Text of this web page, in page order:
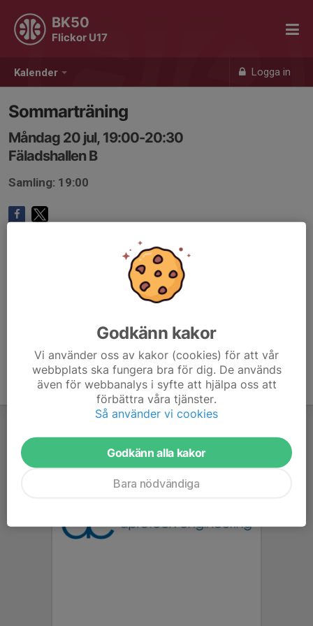
Kalender Logga in
BK50
Flickor U17
Sommarträning
Måndag 20 jul, 19:00-20:30
Fäladshallen B
Samling: 19:00
Godkänn kakor
Vi använder oss av kakor (cookies) för att vår
webbplats ska fungera bra för dig. De används
även för webbanalys i syfte att hjälpa oss att
förbättra våra tjänster.
Så använder vi cookies
Godkänn alla kakor
Bara nödvändiga